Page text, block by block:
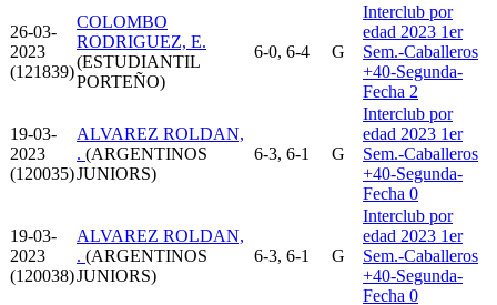
26-03-
2023
(121839)
COLOMBO
RODRIGUEZ, E.
(ESTUDIANTIL
PORTEÑO)
6-0, 6-4 G
Interclub por
edad 2023 1er
Sem.-Caballeros
+40-Segunda-
Fecha 2
19-03-
2023
(120035)
ALVAREZ ROLDAN,
. (ARGENTINOS
JUNIORS)
6-3, 6-1 G
Interclub por
edad 2023 1er
Sem.-Caballeros
+40-Segunda-
Fecha 0
19-03-
2023
(120038)
ALVAREZ ROLDAN,
. (ARGENTINOS
JUNIORS)
6-3, 6-1 G
Interclub por
edad 2023 1er
Sem.-Caballeros
+40-Segunda-
Fecha 0